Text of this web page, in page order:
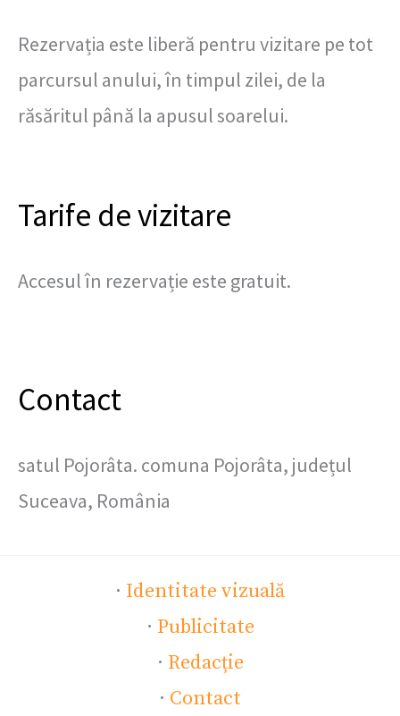
Rezervația este liberă pentru vizitare pe tot
parcursul anului, în timpul zilei, de la
răsăritul până la apusul soarelui.
Tarife de vizitare
Accesul în rezervație este gratuit.
Contact
satul Pojorâta. comuna Pojorâta, județul
Suceava, România
· Identitate vizuală
· Publicitate
· Redacție
· Contact